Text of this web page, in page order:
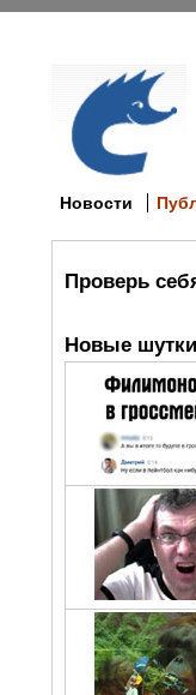
Новости
Проверь
Новые шутки